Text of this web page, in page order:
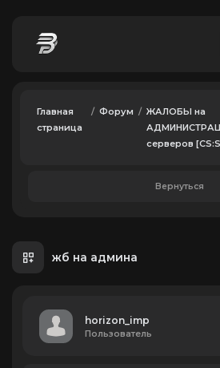
Главная
страница
/ Форум / ЖАЛОБЫ на
серверов
Вернуться
жб на админа
horizon_imp
Пользователь